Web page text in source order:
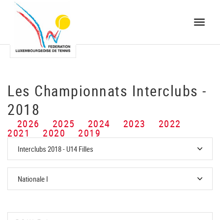
Toggle
Les Championnats Interclubs -
2018
2026 2025 2024 2023 2022
2021 2020 2019